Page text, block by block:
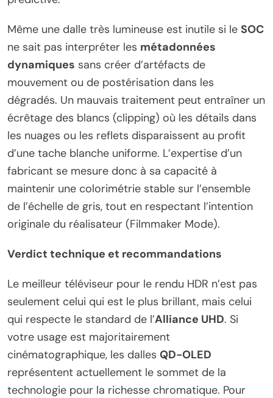
Même une dalle très lumineuse est inutile si le SOC
ne sait pas interpréter les métadonnées
dynamiques sans créer d’artéfacts de
mouvement ou de postérisation dans les
dégradés. Un mauvais traitement peut entraîner un
écrêtage des blancs (clipping) où les détails dans
les nuages ou les reflets disparaissent au profit
d’une tache blanche uniforme. L’expertise d’un
fabricant se mesure donc à sa capacité à
maintenir une colorimétrie stable sur l’ensemble
de l’échelle de gris, tout en respectant l’intention
originale du réalisateur (Filmmaker Mode).
Verdict technique et recommandations
Le meilleur téléviseur pour le rendu HDR n’est pas
seulement celui qui est le plus brillant, mais celui
qui respecte le standard de l’Alliance UHD. Si
votre usage est majoritairement
cinématographique, les dalles QD-OLED
représentent actuellement le sommet de la
technologie pour la richesse chromatique. Pour